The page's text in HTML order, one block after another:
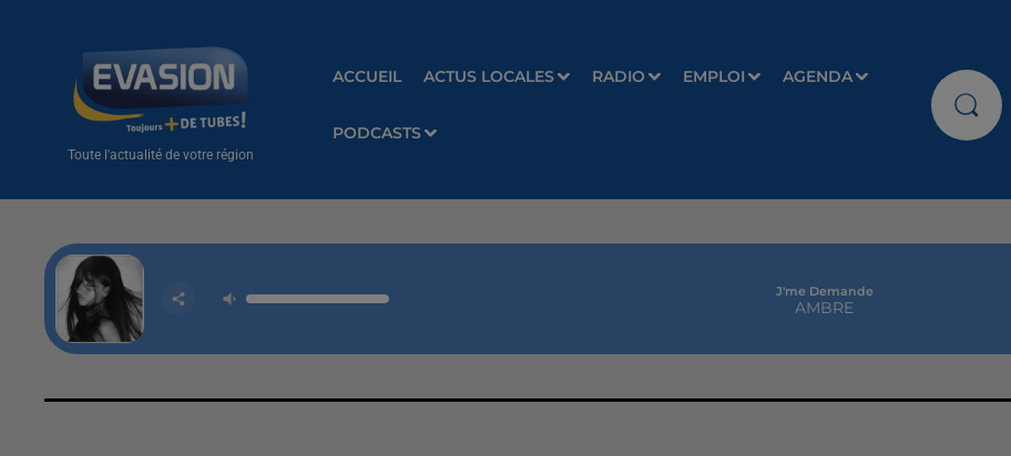
Toute l'actualité de votre région
ACCUEIL ACTUS LOCALES RADIO EMPLOI AGENDA
PODCASTS
J'me Demande
AMBRE